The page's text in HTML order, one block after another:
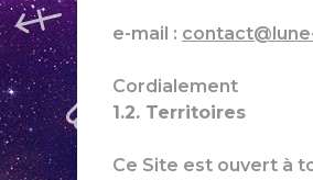
e-mail :
Cordialement
1.2. Territoires
Ce Site est ouvert à